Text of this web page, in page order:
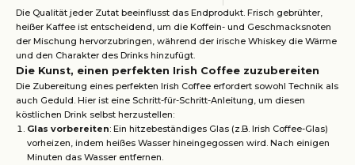
Die Qualität jeder Zutat beeinflusst das Endprodukt. Frisch gebrühter,
heißer Kaffee ist entscheidend, um die Koffein- und Geschmacksnoten
der Mischung hervorzubringen, während der irische Whiskey die Wärme
und den Charakter des Drinks hinzufügt.
Die Kunst, einen perfekten Irish Coffee zuzubereiten
Die Zubereitung eines perfekten Irish Coffee erfordert sowohl Technik als
auch Geduld. Hier ist eine Schritt-für-Schritt-Anleitung, um diesen
köstlichen Drink selbst herzustellen:
Glas vorbereiten: Ein hitzebeständiges Glas (z.B. Irish Coffee-Glas)
vorheizen, indem heißes Wasser hineingegossen wird. Nach einigen
Minuten das Wasser entfernen.